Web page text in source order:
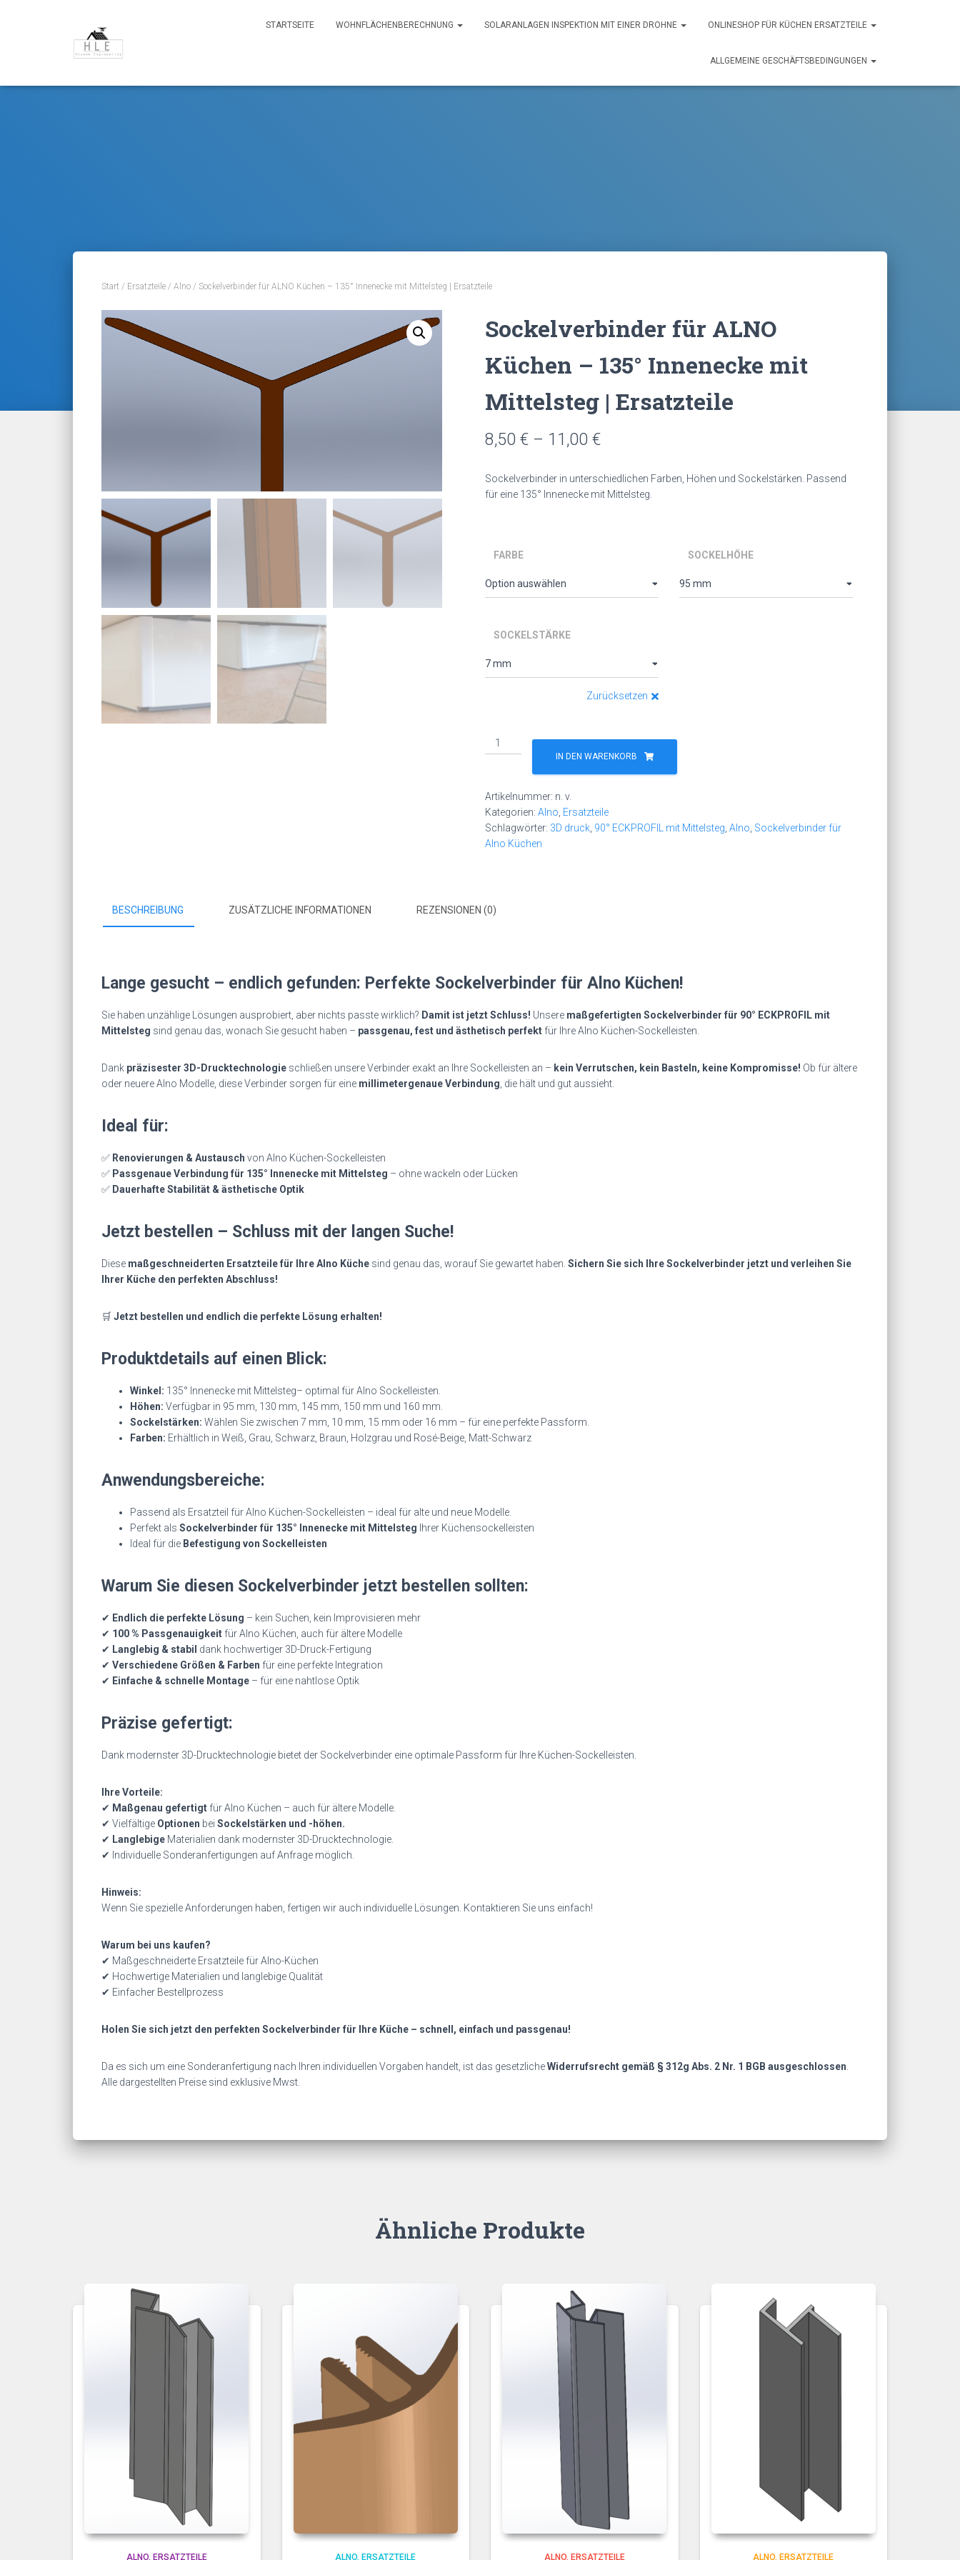
STARTSEITE WOHNFLÄCHENBERECHNUNG SOLARANLAGEN INSPEKTION MIT EINER DROHNE ONLINESHOP FÜR KÜCHEN ERSATZTEILE
ALLGEMEINE GESCHÄFTSBEDINGUNGEN
Start / Ersatzteile / Alno / Sockelverbinder für ALNO Küchen – 135° Innenecke mit Mittelsteg | Ersatzteile
Sockelverbinder für ALNO
Küchen – 135° Innenecke mit
Mittelsteg | Ersatzteile
8,50 € – 11,00 €Preisspanne:
bis
Sockelverbinder in unterschiedlichen Farben, Höhen und Sockelstärken. Passend
für eine 135° Innenecke mit Mittelsteg.
FARBE SOCKELHÖHE
SOCKELSTÄRKE
Zurücksetzen
Sockelverbinder
für
–
135°
Innenecke
mit
Menge
IN DEN WARENKORB
Artikelnummer: n. v.
Kategorien: Alno Ersatzteile
Schlagwörter: 3D druck 90° ECKPROFIL mit Mittelsteg Alno Sockelverbinder für
Alno Küchen
BESCHREIBUNG ZUSÄTZLICHE INFORMATIONEN REZENSIONEN (0)
Lange gesucht – endlich gefunden: Perfekte Sockelverbinder für Alno Küchen!
Sie haben unzählige Lösungen ausprobiert, aber nichts passte wirklich? Damit ist jetzt Schluss! Unsere maßgefertigten Sockelverbinder für 90° ECKPROFIL mit
Mittelsteg sind genau das, wonach Sie gesucht haben – passgenau, fest und ästhetisch perfekt für Ihre Alno Küchen-Sockelleisten.
Dank präzisester 3D-Drucktechnologie schließen unsere Verbinder exakt an Ihre Sockelleisten an – kein Verrutschen, kein Basteln, keine Kompromisse! Ob für ältere
oder neuere Alno Modelle, diese Verbinder sorgen für eine millimetergenaue Verbindung , die hält und gut aussieht.
Ideal für:
✅ Renovierungen & Austausch von Alno Küchen-Sockelleisten
✅ Passgenaue Verbindung für 135° Innenecke mit Mittelsteg – ohne wackeln oder Lücken
✅ Dauerhafte Stabilität & ästhetische Optik
Jetzt bestellen – Schluss mit der langen Suche!
Diese maßgeschneiderten Ersatzteile für Ihre Alno Küche sind genau das, worauf Sie gewartet haben. Sichern Sie sich Ihre Sockelverbinder jetzt und verleihen Sie
Ihrer Küche den perfekten Abschluss!
🛒 Jetzt bestellen und endlich die perfekte Lösung erhalten!
Produktdetails auf einen Blick:
Winkel: 135° Innenecke mit Mittelsteg– optimal für Alno Sockelleisten.
Höhen: Verfügbar in 95 mm, 130 mm, 145 mm, 150 mm und 160 mm.
Sockelstärken: Wählen Sie zwischen 7 mm, 10 mm, 15 mm oder 16 mm – für eine perfekte Passform.
Farben: Erhältlich in Weiß, Grau, Schwarz, Braun, Holzgrau und Rosé-Beige, Matt-Schwarz
Anwendungsbereiche:
Passend als Ersatzteil für Alno Küchen-Sockelleisten – ideal für alte und neue Modelle.
Perfekt als Sockelverbinder für 135° Innenecke mit Mittelsteg Ihrer Küchensockelleisten
Ideal für die Befestigung von Sockelleisten
Warum Sie diesen Sockelverbinder jetzt bestellen sollten:
✔ Endlich die perfekte Lösung – kein Suchen, kein Improvisieren mehr
✔ 100 % Passgenauigkeit für Alno Küchen, auch für ältere Modelle
✔ Langlebig & stabil dank hochwertiger 3D-Druck-Fertigung
✔ Verschiedene Größen & Farben für eine perfekte Integration
✔ Einfache & schnelle Montage – für eine nahtlose Optik
Präzise gefertigt:
Dank modernster 3D-Drucktechnologie bietet der Sockelverbinder eine optimale Passform für Ihre Küchen-Sockelleisten.
Ihre Vorteile:
✔ Maßgenau gefertigt für Alno Küchen – auch für ältere Modelle.
✔ Vielfältige Optionen bei Sockelstärken und -höhen.
✔ Langlebige Materialien dank modernster 3D-Drucktechnologie.
✔ Individuelle Sonderanfertigungen auf Anfrage möglich.
Hinweis:
Wenn Sie spezielle Anforderungen haben, fertigen wir auch individuelle Lösungen. Kontaktieren Sie uns einfach!
Warum bei uns kaufen?
✔ Maßgeschneiderte Ersatzteile für Alno-Küchen
✔ Hochwertige Materialien und langlebige Qualität
✔ Einfacher Bestellprozess
Holen Sie sich jetzt den perfekten Sockelverbinder für Ihre Küche – schnell, einfach und passgenau!
Da es sich um eine Sonderanfertigung nach Ihren individuellen Vorgaben handelt, ist das gesetzlicheWiderrufsrecht gemäß § 312g Abs. 2 Nr. 1 BGB ausgeschlossen
Alle dargestellten Preise sind exklusive Mwst.
Ähnliche Produkte
ALNO ERSATZTEILE ALNO ERSATZTEILE ALNO ERSATZTEILE ALNO ERSATZTEILE